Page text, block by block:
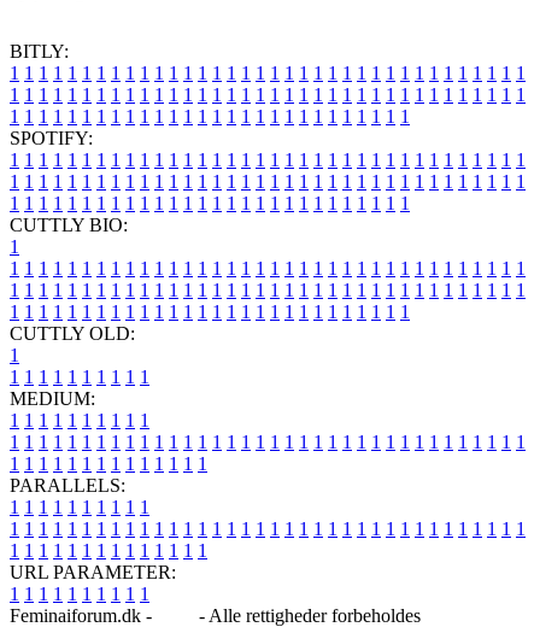
BITLY:
1 1 1 1 1 1 1 1 1 1 1 1 1 1 1 1 1 1 1 1 1 1 1 1 1 1 1 1 1 1 1 1 1 1 1 1
1 1 1 1 1 1 1 1 1 1 1 1 1 1 1 1 1 1 1 1 1 1 1 1 1 1 1 1 1 1 1 1 1 1 1 1
1 1 1 1 1 1 1 1 1 1 1 1 1 1 1 1 1 1 1 1 1 1 1 1 1 1 1 1
SPOTIFY:
1 1 1 1 1 1 1 1 1 1 1 1 1 1 1 1 1 1 1 1 1 1 1 1 1 1 1 1 1 1 1 1 1 1 1 1
1 1 1 1 1 1 1 1 1 1 1 1 1 1 1 1 1 1 1 1 1 1 1 1 1 1 1 1 1 1 1 1 1 1 1 1
1 1 1 1 1 1 1 1 1 1 1 1 1 1 1 1 1 1 1 1 1 1 1 1 1 1 1 1
CUTTLY BIO:
1
1 1 1 1 1 1 1 1 1 1 1 1 1 1 1 1 1 1 1 1 1 1 1 1 1 1 1 1 1 1 1 1 1 1 1 1
1 1 1 1 1 1 1 1 1 1 1 1 1 1 1 1 1 1 1 1 1 1 1 1 1 1 1 1 1 1 1 1 1 1 1 1
1 1 1 1 1 1 1 1 1 1 1 1 1 1 1 1 1 1 1 1 1 1 1 1 1 1 1 1
CUTTLY OLD:
1
1 1 1 1 1 1 1 1 1 1
MEDIUM:
1 1 1 1 1 1 1 1 1 1
1 1 1 1 1 1 1 1 1 1 1 1 1 1 1 1 1 1 1 1 1 1 1 1 1 1 1 1 1 1 1 1 1 1 1 1
1 1 1 1 1 1 1 1 1 1 1 1 1 1
PARALLELS:
1 1 1 1 1 1 1 1 1 1
1 1 1 1 1 1 1 1 1 1 1 1 1 1 1 1 1 1 1 1 1 1 1 1 1 1 1 1 1 1 1 1 1 1 1 1
1 1 1 1 1 1 1 1 1 1 1 1 1 1
URL PARAMETER:
1 1 1 1 1 1 1 1 1 1
Feminaiforum.dk -
- Alle rettigheder forbeholdes